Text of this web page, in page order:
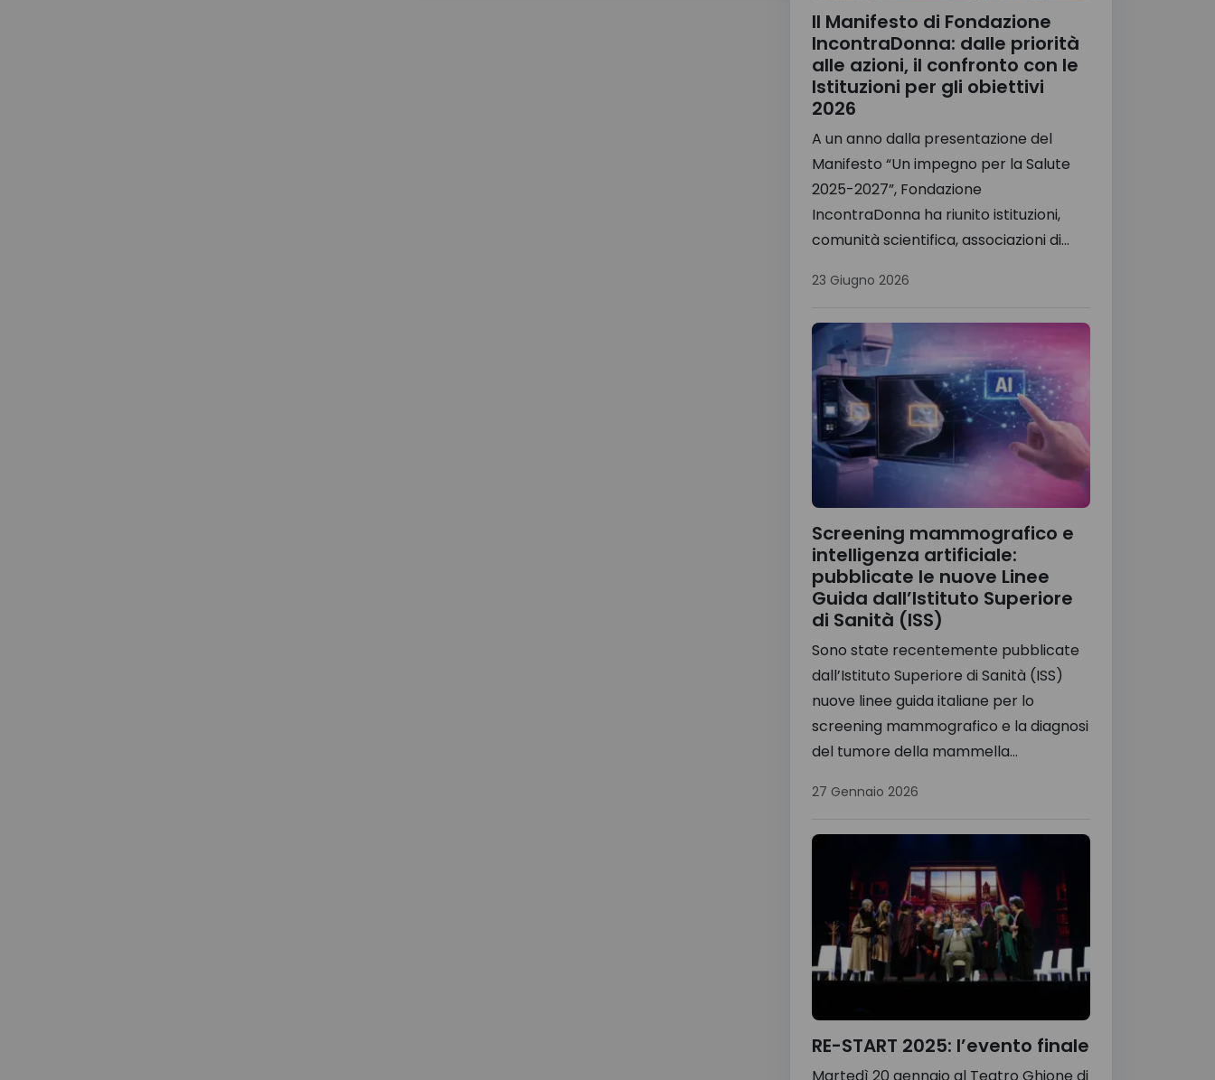
Il Manifesto di Fondazione
IncontraDonna: dalle priorità
alle azioni, il confronto con le
Istituzioni per gli obiettivi
2026
A un anno dalla presentazione del
Manifesto “Un impegno per la Salute
2025-2027”, Fondazione
IncontraDonna ha riunito istituzioni,
comunità scientifica, associazioni di...
23 Giugno 2026
Screening mammografico e
intelligenza artificiale:
pubblicate le nuove Linee
Guida dall’Istituto Superiore
di Sanità (ISS)
Sono state recentemente pubblicate
dall’Istituto Superiore di Sanità (ISS)
nuove linee guida italiane per lo
screening mammografico e la diagnosi
del tumore della mammella...
27 Gennaio 2026
RE-START 2025: l’evento finale
Martedì 20 gennaio al Teatro Ghione di